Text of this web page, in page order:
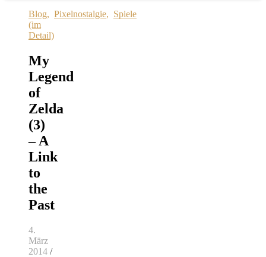
Blog, Pixelnostalgie, Spiele
(im
Detail)
My
Legend
of
Zelda
(3)
– A
Link
to
the
Past
4.
März
2014 /